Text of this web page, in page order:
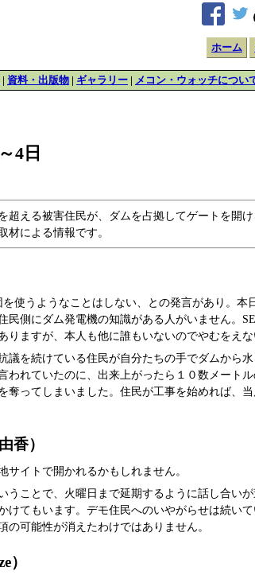
ホーム
| 資料・出版物 | ギャラリー | メコン・ウォッチについ
4日
超える被害住民が、ダムを占拠してゲートを開
材による情報です。
使うようなことはしない、との発言があり。
民側にダム発電機の知識がある人がいません。
ますが、本人も他に誰もいないのでやむをえな
を続けている住民が自分たちの手でダムから
れていたのに、出来上がったら１０数メート
ってしまいました。住民が工事を始めれば、
香）
イトで開かれるかもしれません。
うことで、火曜日まで延期するように話し合い
てもいます。デモ住民へのいやがらせは続い
可能性が消えたわけではありません。
）